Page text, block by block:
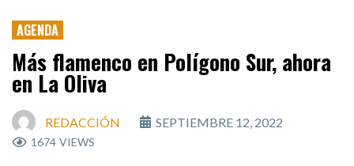
AGENDA
Más flamenco en Polígono Sur, ahora
en La Oliva
REDACCIÓN SEPTIEMBRE 12, 2022
1674 VIEWS